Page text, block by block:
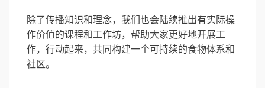
除了传播知识和理念，我们也会陆续推出有实际操
作价值的课程和工作坊，帮助大家更好地开展工
作，行动起来，共同构建一个可持续的食物体系和
社区。